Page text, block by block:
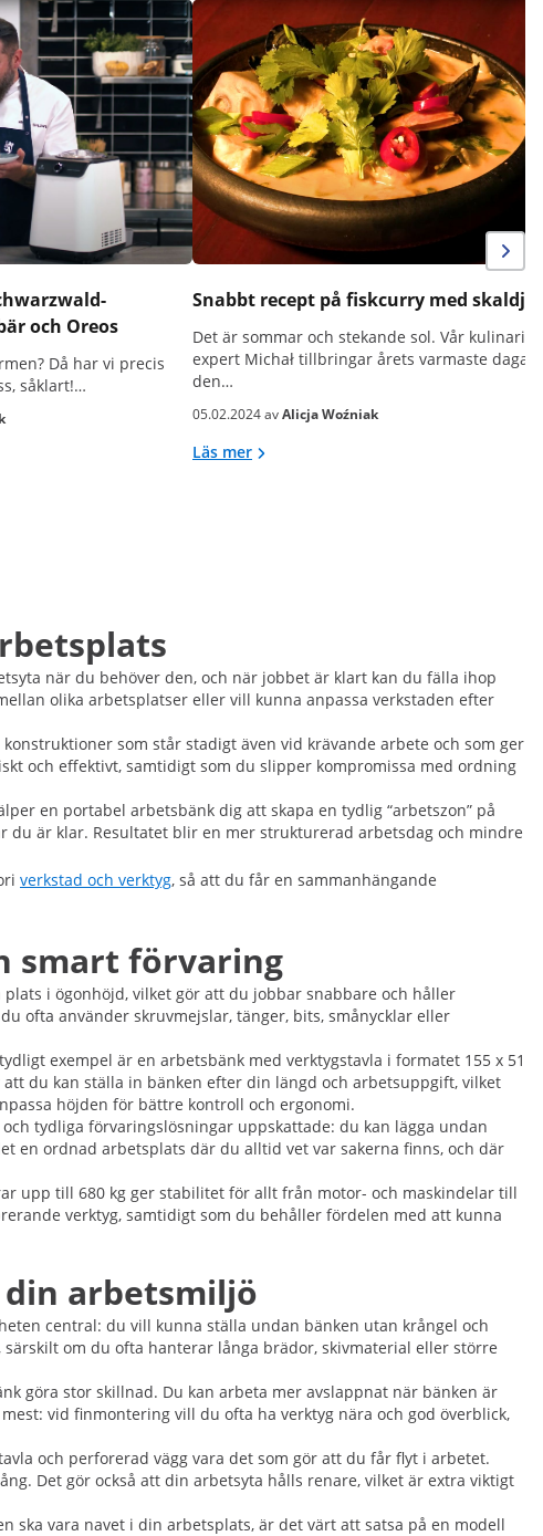
och Oreos
Då har vi precis
såklart!…
Snabbt recept på fiskcurry med
Det är sommar och stekande sol. Vår
expert Michał tillbringar årets varmaste dagar i
den…
05.02.2024 avAlicja Woźniak
Läs mer
när du behöver den, och när jobbet är klart kan du fälla ihop
olika arbetsplatser eller vill kunna anpassa verkstaden efter
som står stadigt även vid krävande arbete och som ger
och effektivt, samtidigt som du slipper kompromissa med ordning
en portabel arbetsbänk dig att skapa en tydlig “arbetszon” på
är klar. Resultatet blir en mer strukturerad arbetsdag och mindre
verkstad och verktyg, så att du får en sammanhängande
smart förvaring
i ögonhöjd, vilket gör att du jobbar snabbare och håller
ofta använder skruvmejslar, tänger, bits, smånycklar eller
exempel är en arbetsbänk med verktygstavla i formatet 155 x 51
du kan ställa in bänken efter din längd och arbetsuppgift, vilket
höjden för bättre kontroll och ergonomi.
tydliga förvaringslösningar uppskattade: du kan lägga undan
en ordnad arbetsplats där du alltid vet var sakerna finns, och där
upp till 680 kg ger stabilitet för allt från motor- och maskindelar till
verktyg, samtidigt som du behåller fördelen med att kunna
arbetsmiljö
central: du vill kunna ställa undan bänken utan krångel och
om du ofta hanterar långa brädor, skivmaterial eller större
göra stor skillnad. Du kan arbeta mer avslappnat när bänken är
vid finmontering vill du ofta ha verktyg nära och god överblick,
och perforerad vägg vara det som gör att du får flyt i arbetet.
Det gör också att din arbetsyta hålls renare, vilket är extra viktigt
ska vara navet i din arbetsplats, är det värt att satsa på en modell